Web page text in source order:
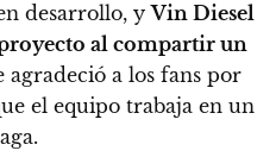
desarrollo, yVin Diesel
al compartir un
agradeció a los fans por
el equipo trabaja en un